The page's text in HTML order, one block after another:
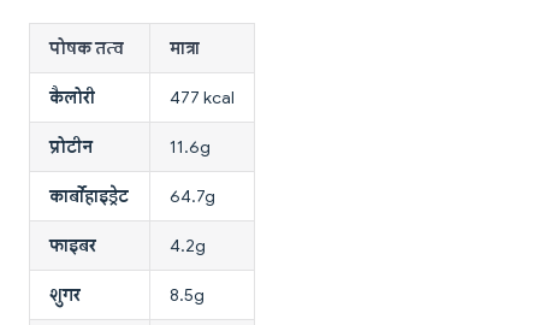
पोषक तत्व मात्रा
कैलोरी 477 kcal
प्रोटीन 11.6g
कार्बोहाइड्रेट 64.7g
फाइबर 4.2g
शुगर 8.5g